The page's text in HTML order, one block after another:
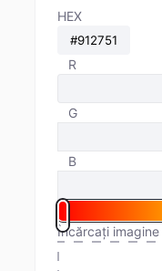
HEX
R
G
B
Încărcați imagine